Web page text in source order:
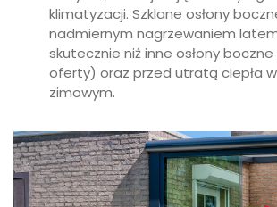
klimatyzacji. Szklane osłony
nadmiernym nagrzewaniem
skutecznie niż inne osłony
oferty) oraz przed utratą ciepła
zimowym.